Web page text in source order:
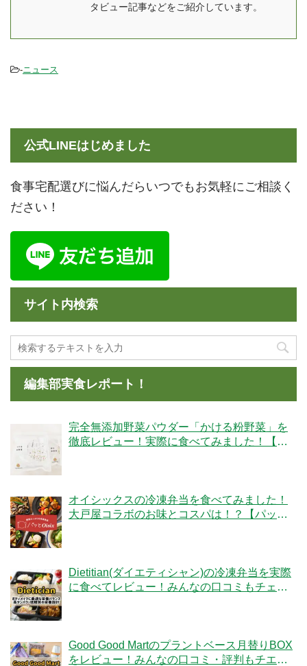
生する氷の細胞が小さ
凍時の旨 ...
「西洋風お好み焼き」と
したが ...
タビュー記事などをご紹介しています。
-ニュース
公式LINEはじめました
食事宅配選びに悩んだらいつでもお気軽にご相談く
ださい！
サイト内検索
編集部実食レポート！
完全無添加野菜パウダー「かける粉野菜」を
徹底レビュー！実際に食べてみました！【ベ
オイシックスの冷凍弁当を食べてみました！
大戸屋コラボのお味とコスパは！？【パッと
Dietitian(ダイエティシャン)の冷凍弁当を実際
に食べてレビュー！みんなの口コミもチェッ
Good Good Martのプラントベース月替りBOX
をレビュー！みんなの口コミ・評判もチエッ